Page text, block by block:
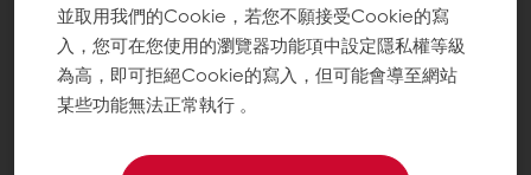
並取用我們的Cookie，若您不願接受Cookie的寫
入，您可在您使用的瀏覽器功能項中設定隱私權等級
為高，即可拒絕Cookie的寫入，但可能會導至網站
某些功能無法正常執行 。